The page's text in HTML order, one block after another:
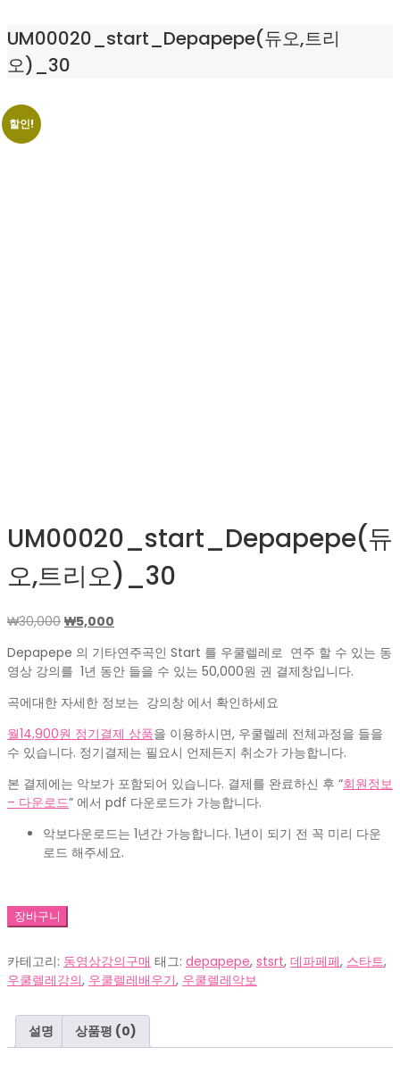
UM00020_start_Depapepe(듀오,트리
오)_30
할인!
UM00020_start_Depapepe(듀
오,트리오)_30
₩30,000 원
가
격:
₩30,000.
₩5,000
가
격:
₩5,000.
Depapepe 의 기타연주곡인 Start 를 우쿨렐레로 연주 할 수 있는 동
영상 강의를 1년 동안 들을 수 있는 50,000원 권 결제창입니다.
곡에대한 자세한 정보는 강의창 에서 확인하세요
월14,900원 정기결제 상품을 이용하시면, 우쿨렐레 전체과정을 들을
수 있습니다. 정기결제는 필요시 언제든지 취소가 가능합니다.
본 결제에는 악보가 포함되어 있습니다. 결제를 완료하신 후 “회원정보
– 다운로드” 에서 pdf 다운로드가 가능합니다.
악보다운로드는 1년간 가능합니다. 1년이 되기 전 꼭 미리 다운
로드 해주세요.
UM00020_start_Depapepe(듀
오,
트
리
오)_30
장바구니
카테고리: 동영상강의구매 태그: depapepe, stsrt, 데파페페, 스타트,
우쿨렐레강의, 우쿨렐레배우기, 우쿨렐레악보
설명 상품평 (0)